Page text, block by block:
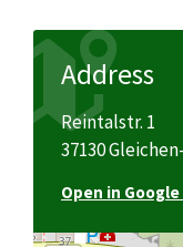
Address
Reintalstr. 1
37130
Open in Google